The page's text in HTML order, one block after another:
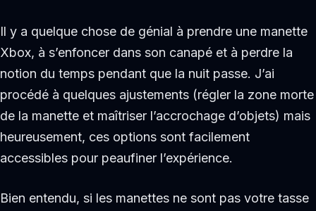
Il y a quelque chose de génial à prendre une manette
Xbox, à s’enfoncer dans son canapé et à perdre la
notion du temps pendant que la nuit passe. J’ai
procédé à quelques ajustements (régler la zone morte
de la manette et maîtriser l’accrochage d’objets) mais
heureusement, ces options sont facilement
accessibles pour peaufiner l’expérience.
Bien entendu, si les manettes ne sont pas votre tasse